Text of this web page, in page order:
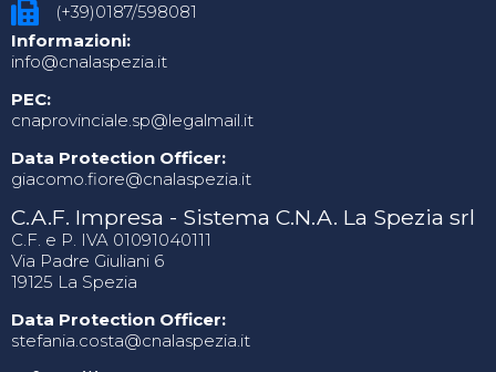
(+39)0187/598081
Informazioni:
info@cnalaspezia.it
PEC:
cnaprovinciale.sp@legalmail.it
Data Protection Officer:
giacomo.fiore@cnalaspezia.it
C.A.F. Impresa - Sistema C.N.A. La Spezia srl
C.F. e P. IVA 01091040111
Via Padre Giuliani 6
19125 La Spezia
Data Protection Officer:
stefania.costa@cnalaspezia.it